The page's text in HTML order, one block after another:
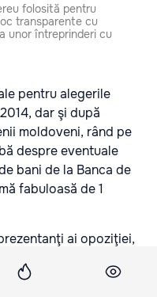
folosită pentru
transparente cu
unor întreprinderi cu
pentru alegerile
dar şi după
moldoveni, rând pe
despre eventuale
bani de la Banca de
fabuloasă de 1
ai opoziţiei,
despre eventuale